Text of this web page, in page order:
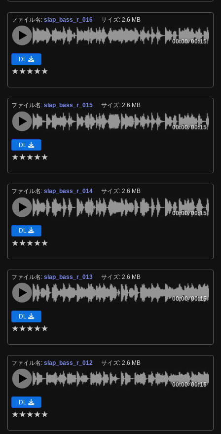
ファイル名:slap_bass_r_016 サイズ: 2.6 MB
00:00/00:15
DL
★★★★★
ファイル名:slap_bass_r_015 サイズ: 2.6 MB
00:00/00:15
DL
★★★★★
ファイル名:slap_bass_r_014 サイズ: 2.6 MB
00:00/00:15
DL
★★★★★
ファイル名:slap_bass_r_013 サイズ: 2.6 MB
00:00/00:15
DL
★★★★★
ファイル名:slap_bass_r_012 サイズ: 2.6 MB
00:00/00:15
DL
★★★★★